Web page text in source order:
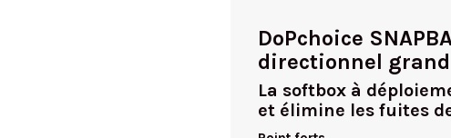
DoPchoice
directionnel
La softbox à
et élimine les fuites